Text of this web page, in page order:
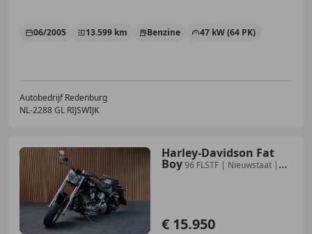
06/2005 13.599 km Benzine 47 kW (64 PK)
Autobedrijf Redenburg
NL-2288 GL RIJSWIJK
Harley-Davidson Fat
Boy96 FLSTF | Nieuwstaat |
€ 15.950